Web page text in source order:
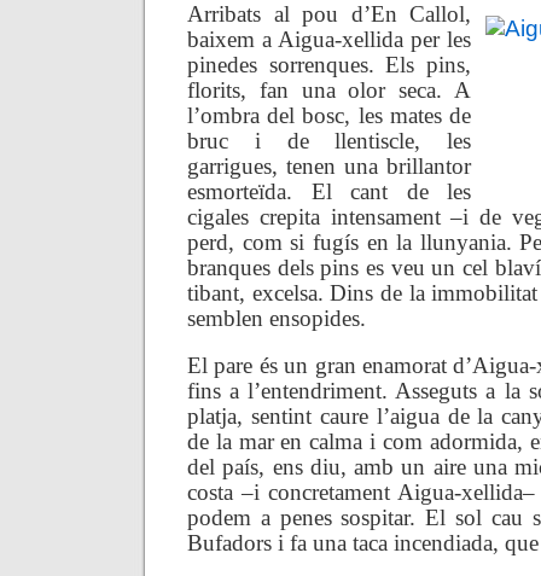
Arribats al pou d’En Callol,
baixem a Aigua-xellida per les
pinedes sorrenques. Els pins,
florits, fan una olor seca. A
l’ombra del bosc, les mates de
bruc i de llentiscle, les
garrigues, tenen una brillantor
esmorteïda. El cant de les
cigales crepita intensament –i de
perd, com si fugís en la llunyania.
branques dels pins es veu un cel
tibant, excelsa. Dins de la immobilitat
semblen ensopides.
El pare és un gran enamorat
fins a l’entendriment. Asseguts a la
platja, sentint caure l’aigua de la
de la mar en calma i com adormida,
del país, ens diu, amb un aire una
costa –i concretament Aigua-
podem a penes sospitar. El sol cau
Bufadors i fa una taca incendiada,